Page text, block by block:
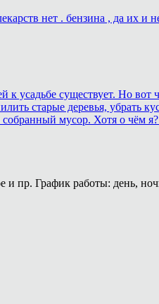
нет . бензина , да их и
усадьбе существует. Но вот
старые деревья, убрать
собранный мусор. Хотя о чём
и пр. График работы: день,